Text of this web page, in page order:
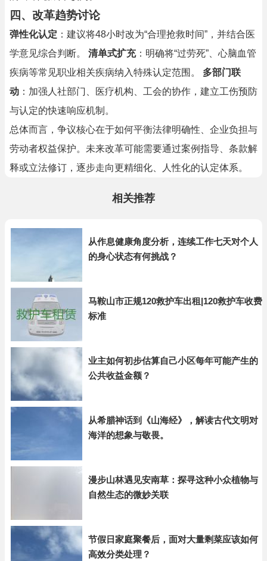
四、改革趋势讨论
弹性化认定 ：建议将48小时改为“合理抢救时间”，并结合医
学意见综合判断。 清单式扩充：明确将“过劳死”、心脑血管
疾病等常见职业相关疾病纳入特殊认定范围。 多部门联
动 ：加强人社部门、医疗机构、工会的协作，建立工伤预防
与认定的快速响应机制。
总体而言，争议核心在于如何平衡法律明确性、企业负担与
劳动者权益保护。未来改革可能需要通过案例指导、条款解
释或立法修订，逐步走向更精细化、人性化的认定体系。
相关推荐
从作息健康角度分析，连续工作七天对个人
的身心状态有何挑战？
马鞍山市正规120救护车出租|120救护车收费
标准
业主如何初步估算自己小区每年可能产生的
公共收益金额？
从希腊神话到《山海经》，解读古代文明对
海洋的想象与敬畏。
漫步山林遇见安南草：探寻这种小众植物与
自然生态的微妙关联
节假日家庭聚餐后，面对大量剩菜应该如何
高效分类处理？